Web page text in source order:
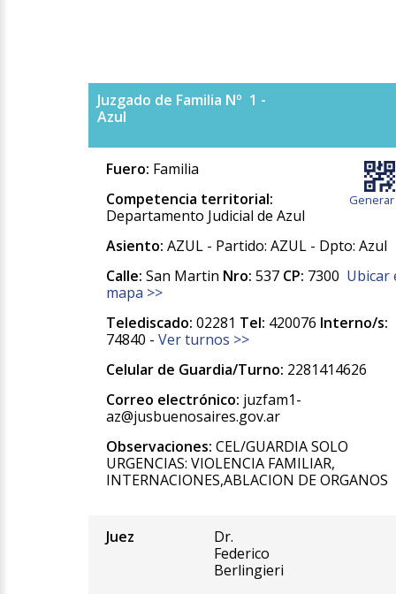
Juzgado de Familia Nº 1 -
Azul
Fuero: Familia
Competencia territorial:
Departamento Judicial de Azul
Asiento: AZUL - Partido: AZUL - Dpto: Azul
Calle: San Martin Nro: 537 CP: 7300 Ubicar
mapa >>
Telediscado: 02281 Tel: 420076 Interno/s:
74840 - Ver turnos >>
Celular de Guardia/Turno: 2281414626
Correo electrónico: juzfam1-
az@jusbuenosaires.gov.ar
Observaciones: CEL/GUARDIA SOLO
URGENCIAS: VIOLENCIA FAMILIAR,
INTERNACIONES,ABLACION DE ORGANOS
Juez
Dr.
Federico
Berlingieri